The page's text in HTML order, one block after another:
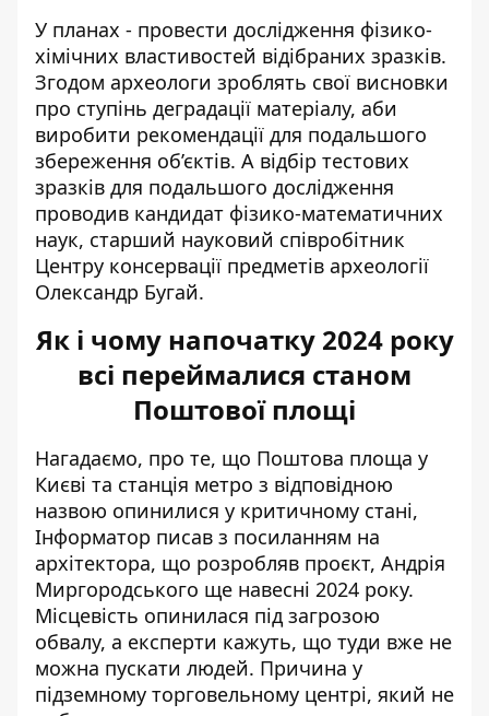
У планах - провести дослідження фізико-
хімічних властивостей відібраних зразків.
Згодом археологи зроблять свої висновки
про ступінь деградації матеріалу, аби
виробити рекомендації для подальшого
збереження об’єктів. А відбір тестових
зразків для подальшого дослідження
проводив кандидат фізико-математичних
наук, старший науковий співробітник
Центру консервації предметів археології
Олександр Бугай.
Як і чому напочатку 2024 року
всі переймалися станом
Поштової площі
Нагадаємо, про те, що Поштова площа у
Києві та станція метро з відповідною
назвою опинилися у критичному стані,
Інформатор писав з посиланням на
архітектора, що розробляв проєкт, Андрія
Миргородського ще навесні 2024 року.
Місцевість опинилася під загрозою
обвалу, а експерти кажуть, що туди вже не
можна пускати людей. Причина у
підземному торговельному центрі, який не